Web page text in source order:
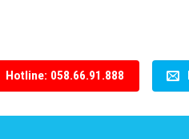
Hotline: 058.66.91.888